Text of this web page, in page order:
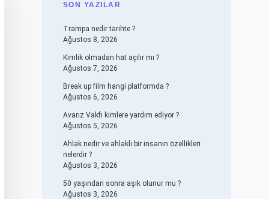
SIDEBAR
SON YAZILAR
Trampa nedir tarihte ?
Ağustos 8, 2026
Kimlik olmadan hat açılır mı ?
Ağustos 7, 2026
Break up film hangi platformda ?
Ağustos 6, 2026
Avarız Vakfı kimlere yardım ediyor ?
Ağustos 5, 2026
Ahlak nedir ve ahlaklı bir insanın özellikleri
nelerdir ?
Ağustos 3, 2026
50 yaşından sonra aşık olunur mu ?
Ağustos 3, 2026